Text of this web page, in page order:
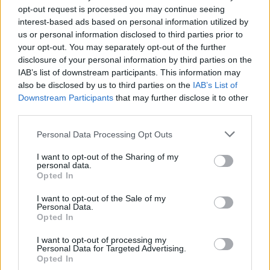
opt-out request is processed you may continue seeing
interest-based ads based on personal information utilized by
us or personal information disclosed to third parties prior to
your opt-out. You may separately opt-out of the further
disclosure of your personal information by third parties on the
IAB’s list of downstream participants. This information may
also be disclosed by us to third parties on the IAB’s List of
Downstream Participants that may further disclose it to other
Please note that this website/app uses one or more Google
not limited to your visit or usage behaviour. You may click to
grant or deny consent to Google and its third-party tags to
use your data for below specified purposes in below Google
consent section.
Personal Data Processing Opt Outs
I want to opt-out of the Sharing of my
personal data.
Opted In
I want to opt-out of the Sale of my
Personal Data.
Opted In
I want to opt-out of processing my
Personal Data for Targeted Advertising.
Opted In
(data presente nel tabellone ufficiale) e il
vincitore entrerà nell’albo d’oro che
recentemente ha visto trionfare giocatori come
Martin Klizan e Alex Molcan. Con le
qualificazioni alle spalle, la Camparini Gioielli
Cup si prepara dunque a offrire una settimana di
tennis che mescola giovani promesse, giocatori
intriganti.
Edoardo Castellucci
Edoardo Castellucci, veneziano, ricorda la
un formaggio locale: quell’episodio divenne
colonna sonora della sua rubrica su vini e